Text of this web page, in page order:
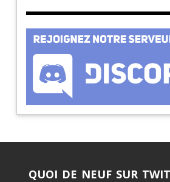
QUOI DE NEUF SUR